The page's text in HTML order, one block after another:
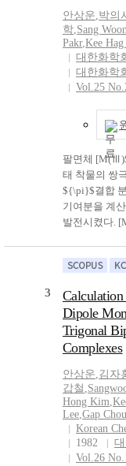
안상운,박의
학,Sang
Pakr,Kee Hag
대한화학
대한화학
Vol.25
팔면체
태 착물의 쌍
${\pi}$결합
기여분을 계
발전시켰다.
S 또는 Cl] 쌍
함수의 기여
${\sigma}$결
수의 기여분
편재화
지도 무시할
되었다. 계산
트가
을 가정했을
에 가까웠다.
calculation of
3
Dipole
Trigonal
Complexes
안상운,김자
갑철 ,
Hong Kim,
Lee,Gap
Korean
1982
Vol.26